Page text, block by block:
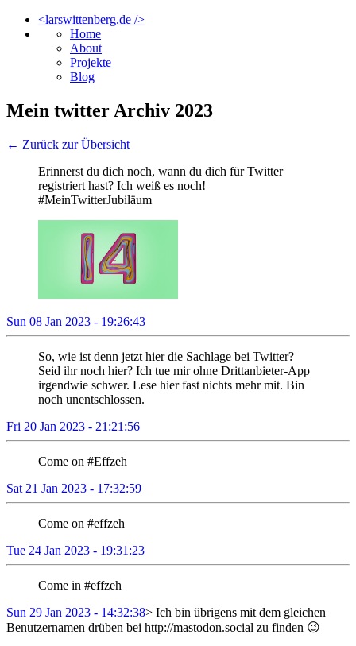
<larswittenberg.de />
Home
About
Projekte
Blog
Mein twitter Archiv 2023
← Zurück zur Übersicht
Erinnerst du dich noch, wann du dich für Twitter
registriert hast? Ich weiß es noch!
#MeinTwitterJubiläum
Sun 08 Jan 2023 - 19:26:43
So, wie ist denn jetzt hier die Sachlage bei Twitter?
Seid ihr noch hier? Ich tue mir ohne Drittanbieter-App
irgendwie schwer. Lese hier fast nichts mehr mit. Bin
noch unentschlossen.
Fri 20 Jan 2023 - 21:21:56
Come on #Effzeh
Sat 21 Jan 2023 - 17:32:59
Come on #effzeh
Tue 24 Jan 2023 - 19:31:23
Come in #effzeh
Sun 29 Jan 2023 - 14:32:38> Ich bin übrigens mit dem gleichen
Benutzernamen drüben bei http://mastodon.social zu finden 😉